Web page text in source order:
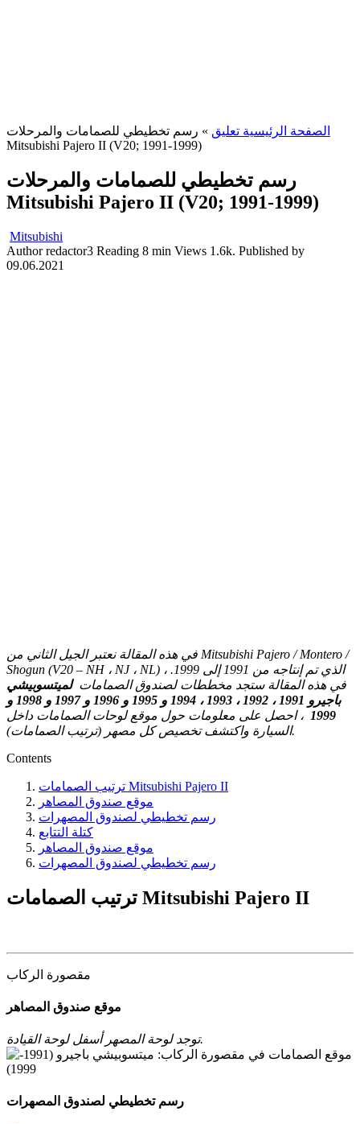
الصفحة الرئيسية تعليق » رسم تخطيطي للصمامات والمرحلات
Mitsubishi Pajero II (V20; 1991-1999)
رسم تخطيطي للصمامات والمرحلات
Mitsubishi Pajero II (V20; 1991-1999)
Mitsubishi
Author redactor3 Reading 8 min Views 1.6k. Published by
09.06.2021
في هذه المقالة نعتبر الجيل الثاني من Mitsubishi Pajero / Montero /
Shogun (V20 – NH ، NJ ، NL) ، الذي تم إنتاجه من 1991 إلى 1999.
في هذه المقالة ستجد مخططات لصندوق الصماماتلميتسوبيشي
باجيرو 1991 ، 1992 ، 1993 ، 1994 و 1995 و 1996 و 1997 و 1998 و
1999 ، احصل على معلومات حول موقع لوحات الصمامات داخل
السيارة واكتشف تخصيص كل مصهر (ترتيب الصمامات).
Contents
ترتيب الصمامات Mitsubishi Pajero II
موقع صندوق المصاهر
رسم تخطيطي لصندوق المصهرات
كتلة التتابع
موقع صندوق المصاهر
رسم تخطيطي لصندوق المصهرات
ترتيب الصمامات Mitsubishi Pajero II
مقصورة الركاب
موقع صندوق المصاهر
توجد لوحة المصهر أسفل لوحة القيادة.
رسم تخطيطي لصندوق المصهرات